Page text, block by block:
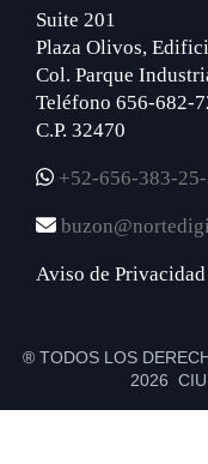
Suite 201
Plaza Olivos,
Col. Parque
Teléfono 656-682-
C.P. 32470
+52-656-383-
Aviso de Privacidad
® TODOS LOS
2026